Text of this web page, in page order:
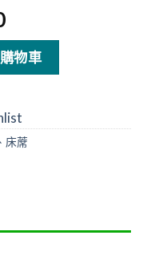
蓆〔炭化款80x180竹
物車
床蓆